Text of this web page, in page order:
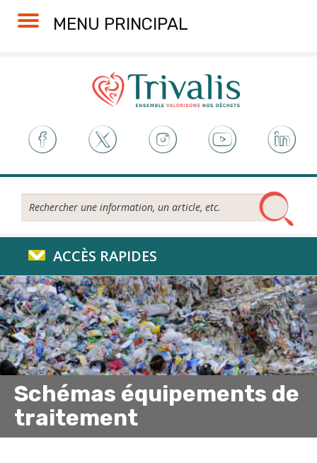
MENU PRINCIPAL
Rechercher...
ACCÈS RAPIDES
Schémas équipements de
traitement